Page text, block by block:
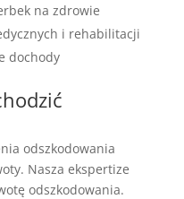
na zdrowie
i rehabilitacji
dochody
odszkodowania
Nasza ekspertize
odszkodowania.